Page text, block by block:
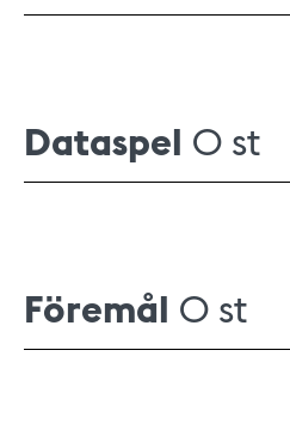
Dataspel 0 st
Föremål 0 st